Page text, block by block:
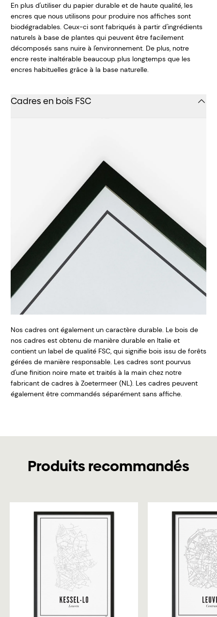
En plus d'utiliser du papier durable et de haute qualité, les
encres que nous utilisons pour produire nos affiches sont
biodégradables. Ceux-ci sont fabriqués à partir d'ingrédients
naturels à base de plantes qui peuvent être facilement
décomposés sans nuire à l'environnement. De plus, notre
encre reste inaltérable beaucoup plus longtemps que les
encres habituelles grâce à la base naturelle.
Cadres en bois FSC
Nos cadres ont également un caractère durable. Le bois de
nos cadres est obtenu de manière durable en Italie et
contient un label de qualité FSC, qui signifie bois issu de forêts
gérées de manière responsable. Les cadres sont pourvus
d'une finition noire mate et traités à la main chez notre
fabricant de cadres à Zoetermeer (NL). Les cadres peuvent
également être commandés séparément sans affiche.
Produits recommandés